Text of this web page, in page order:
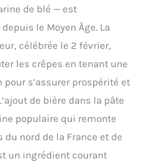
de blé — est
le Moyen Âge. La
célébrée le 2 février,
les crêpes en tenant une
pour s’assurer prospérité et
de bière dans la pâte
populaire qui remonte
nord de la France et de
un ingrédient courant